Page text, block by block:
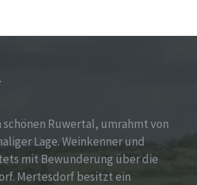
Ruwertal, umrahmt von
Lage. Weinkenner und
mit Bewunderung über die
Mertesdorf besitzt ein